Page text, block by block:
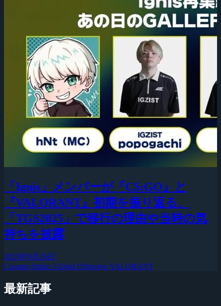
「Ignis」メンバーが『CS:GO』と
『VALORANT』初期を振り返る、
「TGS2025」で移行の理由や当時の気
持ちを披露
2025年9月26日
Counter-Strike: Global Offensive VALORANT
最新記事